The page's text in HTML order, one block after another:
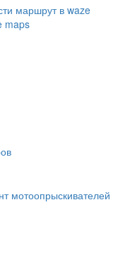
маршрут в waze
maps